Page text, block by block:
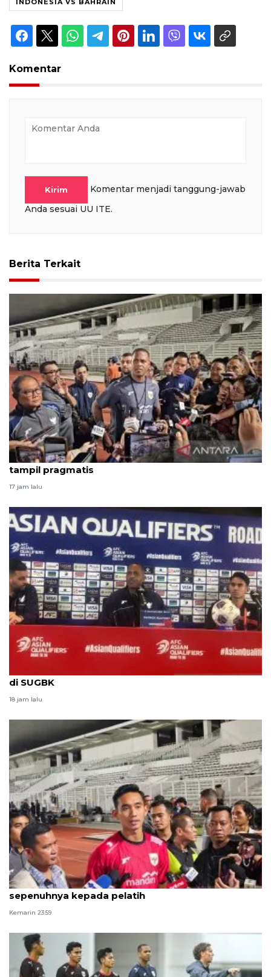
Komentar
Kirim
Komentar menjadi tanggung-jawab
Anda sesuai UU ITE.
Berita Terkait
Pratinjau Indonesia vs Bahrain: Saatnya kembali
tampil pragmatis
17 jam lalu
di SUGBK
18 jam lalu
Soal pemilihan pemain, Rizky Ridho serahkan
sepenuhnya kepada pelatih
Kemarin 23:59